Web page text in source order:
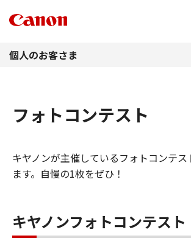
個人のお客さま
フォトコンテスト
キヤノンが主催しているフォトコンテ
ます。自慢の1枚をぜひ！
キヤノンフォトコンテスト